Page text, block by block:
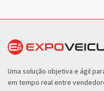
Uma solução objetiva e ágil
em tempo real entre